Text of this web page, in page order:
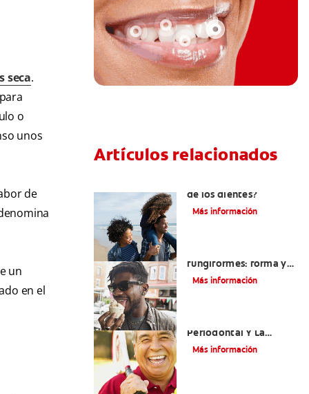
seca.
o
unos
de
un
en el
Artículos relacionados
de los dientes?
Más información
fungiformes: forma y
función
Más información
Periodontal Y La
Enfermedad
Más información